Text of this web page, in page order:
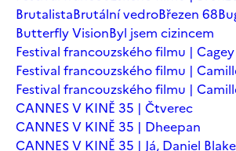
BrutalistaBrutální vedroBřezen 68
Butterfly VisionByl jsem cizincem
Festival francouzského filmu |
Festival francouzského filmu |
Festival francouzského filmu |
CANNES V KINĚ 35 | Čtverec
CANNES V KINĚ 35 | Dheepan
CANNES V KINĚ 35 | Já, Daniel Blake